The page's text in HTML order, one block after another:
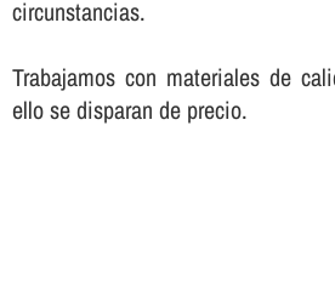
circunstancias.
Trabajamos con materiales de
ello se disparan de precio.